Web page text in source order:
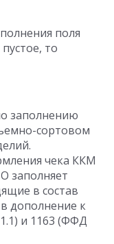
поля
то
заполнению
сортовом
чека ККМ
заполняет
в состав
дополнение к
и 1163 (ФФД